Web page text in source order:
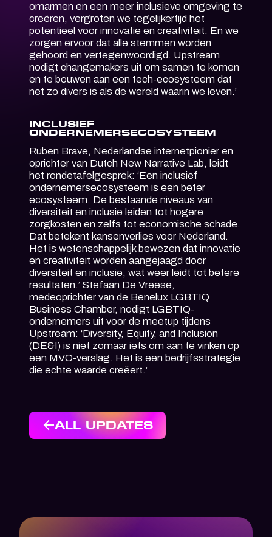
omarmen en een meer inclusieve omgeving te
creëren, vergroten we tegelijkertijd het
potentieel voor innovatie en creativiteit. En we
zorgen ervoor dat alle stemmen worden
gehoord en vertegenwoordigd. Upstream
nodigt changemakers uit om samen te komen
en te bouwen aan een tech-ecosysteem dat
net zo divers is als de wereld waarin we leven.’
INCLUSIEF
ONDERNEMERSECOSYSTEEM
Ruben Brave, Nederlandse internetpionier en
oprichter van Dutch New Narrative Lab, leidt
het rondetafelgesprek: ‘Een inclusief
ondernemersecosysteem is een beter
ecosysteem. De bestaande niveaus van
diversiteit en inclusie leiden tot hogere
zorgkosten en zelfs tot economische schade.
Dat betekent kansenverlies voor Nederland.
Het is wetenschappelijk bewezen dat innovatie
en creativiteit worden aangejaagd door
diversiteit en inclusie, wat weer leidt tot betere
resultaten.’ Stefaan De Vreese,
medeoprichter van de Benelux LGBTIQ
Business Chamber, nodigt LGBTIQ-
ondernemers uit voor de meetup tijdens
Upstream: ‘Diversity, Equity, and Inclusion
(DE&I) is niet zomaar iets om aan te vinken op
een MVO-verslag. Het is een bedrijfsstrategie
die echte waarde creëert.’
ALL UPDATES